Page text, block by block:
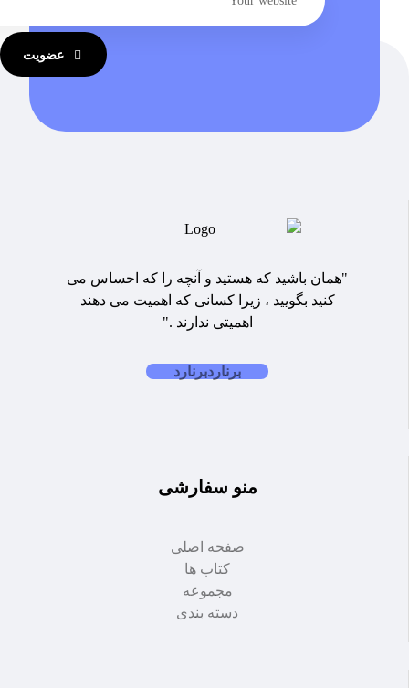
عضویت
"همان باشید که هستید و آنچه را که احساس می
کنید بگویید ، زیرا کسانی که اهمیت می دهند
اهمیتی ندارند ."
برناردبرنارد
منو سفارشی
صفحه اصلی
کتاب ها
مجموعه
دسته بندی